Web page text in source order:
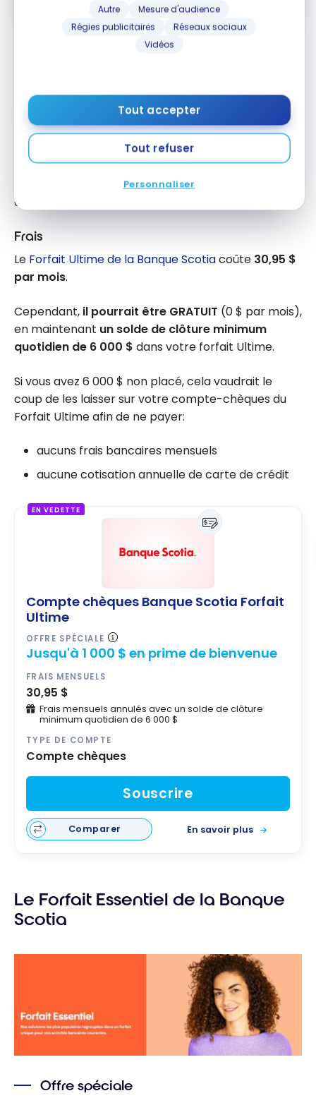
Autre
Mesure d'audience
Régies publicitaires
Réseaux sociaux
Vidéos
Tout accepter
Tout refuser
Personnaliser
proposer des récompenses sur les activités faites
avec une carte de DÉBIT liée au compte-chèques
duForfait Ultime.
Ainsi, il est possible d’obtenir1 point Scène+ pour
chaque tranche de 5 $ d’achats
de débit Scotia
Frais
Le Forfait Ultime de la Banque Scotiacoûte 30,95 $
par mois.
Cependant, il pourrait être GRATUIT (0 $ par mois),
en maintenant un solde de clôture minimum
quotidien de 6 000 $ dans votre forfait Ultime.
Si vous avez 6 000 $ non placé, cela vaudrait le
coup de les laisser sur votre compte-chèques du
Forfait Ultime afin de ne payer:
aucuns frais bancaires mensuels
aucune cotisation annuelle de carte de crédit
EN VEDETTE
Compte chèques Banque Scotia Forfait
Ultime
OFFRE SPÉCIALE
Jusqu'à 1 000 $ en prime de bienvenue
FRAIS MENSUELS
30,95 $
Frais mensuels annulés avec un solde de clôture
minimum quotidien de 6 000 $
TYPE DE COMPTE
Compte chèques
Souscrire
Comparer En savoir plus
Le Forfait Essentiel de la Banque
Scotia
Offre spéciale